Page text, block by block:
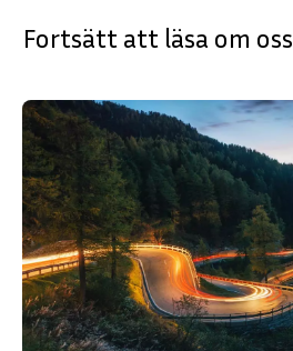
Fortsätt att läsa om oss